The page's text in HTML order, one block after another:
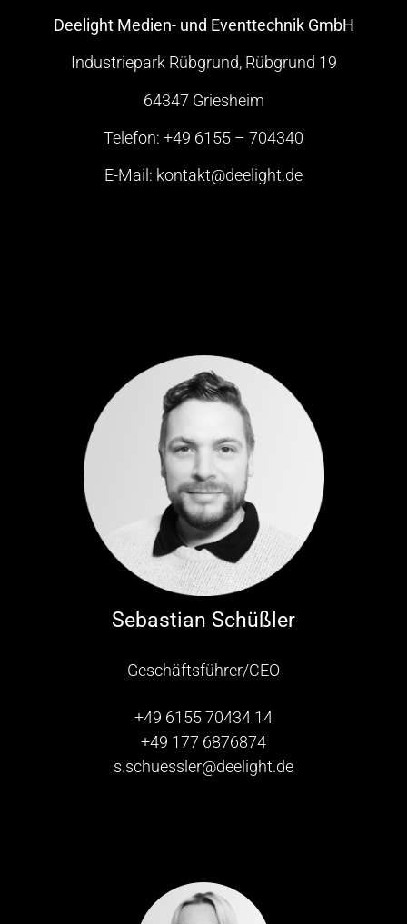
Deelight Medien- und Eventtechnik GmbH
Industriepark Rübgrund, Rübgrund 19
64347 Griesheim
Telefon: +49 6155 – 704340
E-Mail: kontakt@deelight.de
Sebastian Schüßler
Geschäftsführer/CEO
+49 6155 70434 14
+49 177 6876874
s.schuessler@deelight.de